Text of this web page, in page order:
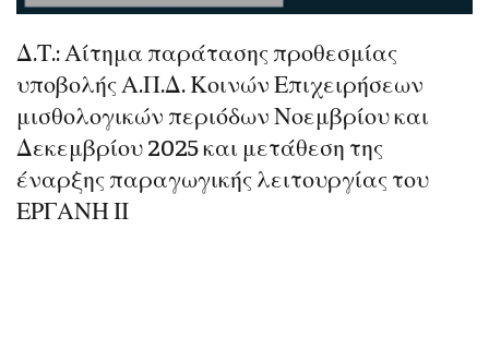
Δ.Τ.: Αίτημα παράτασης προθεσμίας
υποβολής Α.Π.Δ. Κοινών Επιχειρήσεων
μισθολογικών περιόδων Νοεμβρίου και
Δεκεμβρίου 2025 και μετάθεση της
έναρξης παραγωγικής λειτουργίας του
ΕΡΓΑΝΗ ΙΙ